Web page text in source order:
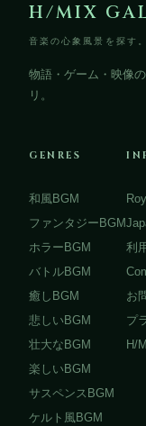
H/MIX
音楽の心象風景を探す。
物語・ゲーム・映像
リ。
GENRES
和風BGM
ファンタジーBGM
ホラーBGM
バトルBGM
癒しBGM
悲しいBGM
壮大なBGM
楽しいBGM
サスペンスBGM
ケルト風BGM
利
お
プ
H/